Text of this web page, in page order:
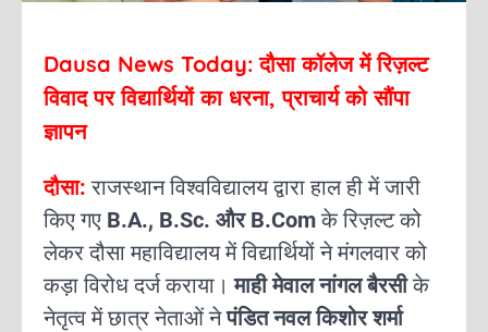
Dausa News Today: दौसा कॉलेज में रिज़ल्ट
विवाद पर विद्यार्थियों का धरना, प्राचार्य को सौंपा
ज्ञापन
दौसा: राजस्थान विश्वविद्यालय द्वारा हाल ही में जारी
किए गए B.A., B.Sc. और B.Comके रिज़ल्ट को
लेकर दौसा महाविद्यालय में विद्यार्थियों ने मंगलवार को
कड़ा विरोध दर्ज कराया।माही मेवाल नांगल बैरसीके
नेतृत्व में छात्र नेताओं नेपंडित नवल किशोर शर्मा